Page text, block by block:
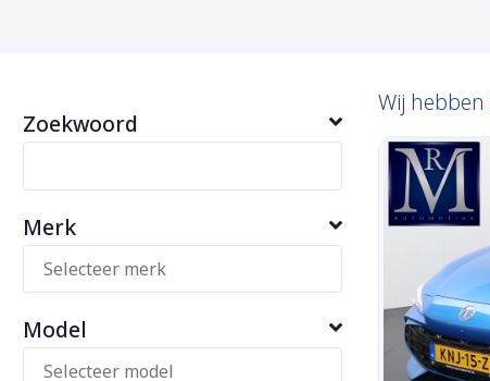
Zoekwoord
Merk
Model
Wij hebben